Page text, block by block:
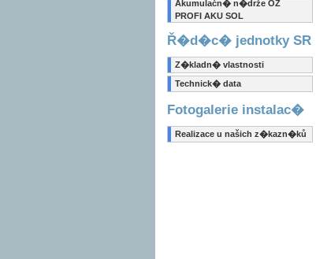
Akumulačn� n�drže OZ
PROFI AKU SOL
Ř�d�c� jednotky SR
Z�kladn� vlastnosti
Technick� data
Fotogalerie instalac�
Realizace u našich z�kazn�ků